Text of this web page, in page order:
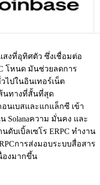
สงที่อุทิศตัว ซึ่งเชื่อมต่อ
โหนด มันช่วยลดการ
ไปในอินเทอร์เน็ต
นทางที่สั้นที่สุด
นเบสและแกแล็กซี เข้า
Solanaความ มั่นคง และ
ดับเบิ้ลเซโร ERPC ทํางาน
การส่งมอบระบบสื่อสาร
องมากขึ้น